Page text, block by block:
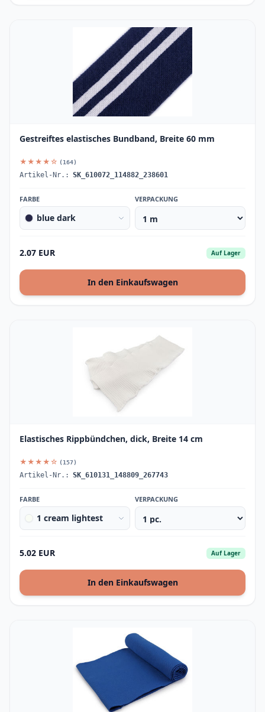
Gestreiftes elastisches Bundband, Breite 60 mm
★★★★☆ (164)
Artikel-Nr.: SK_610072_114882_238601
FARBE
blue dark
VERPACKUNG
2.07 EUR Auf Lager
In den Einkaufswagen
Elastisches Rippbündchen, dick, Breite 14 cm
★★★★☆ (157)
Artikel-Nr.: SK_610131_148809_267743
FARBE
1 cream lightest
VERPACKUNG
5.02 EUR Auf Lager
In den Einkaufswagen